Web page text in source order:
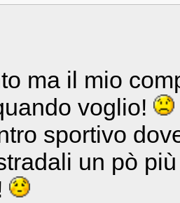
ma il mio
voglio!
sportivo
un pò